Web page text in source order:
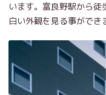
います。富良野駅から
白い外観を見る事ができ